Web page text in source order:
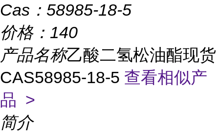
Cas： 58985-18-5
价格： 140
产品名称乙酸二氢松油酯现货
CAS58985-18-5 查看相似产
品 >
简介